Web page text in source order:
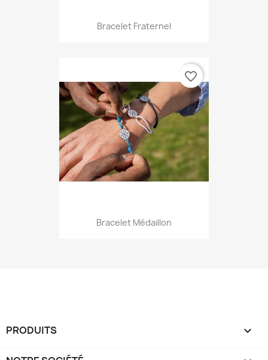
Bracelet Fraternel
Bracelet Médaillon
favorite_border
PRODUITS 